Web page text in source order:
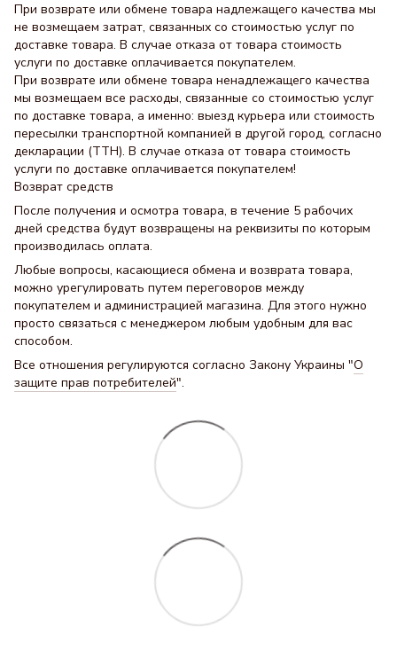
При возврате или обмене товара надлежащего качества мы
не возмещаем затрат, связанных со стоимостью услуг по
доставке товара. В случае отказа от товара стоимость
услуги по доставке оплачивается покупателем.
При возврате или обмене товара ненадлежащего качества
мы возмещаем все расходы, связанные со стоимостью услуг
по доставке товара, а именно: выезд курьера или стоимость
пересылки транспортной компанией в другой город, согласно
декларации (ТТН). В случае отказа от товара стоимость
услуги по доставке оплачивается покупателем!
Возврат средств
После получения и осмотра товара, в течение 5 рабочих
дней средства будут возвращены на реквизиты по которым
производилась оплата.
Любые вопросы, касающиеся обмена и возврата товара,
можно урегулировать путем переговоров между
покупателем и администрацией магазина. Для этого нужно
просто связаться с менеджером любым удобным для вас
способом.
Все отношения регулируются согласно Закону Украины "О
защите прав потребителей".